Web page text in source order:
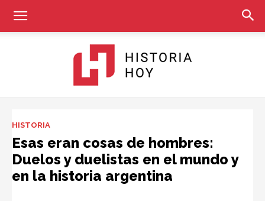
Hoy
HISTORIA
Esas eran cosas de hombres:
Duelos y duelistas en el mundo y
en la historia argentina